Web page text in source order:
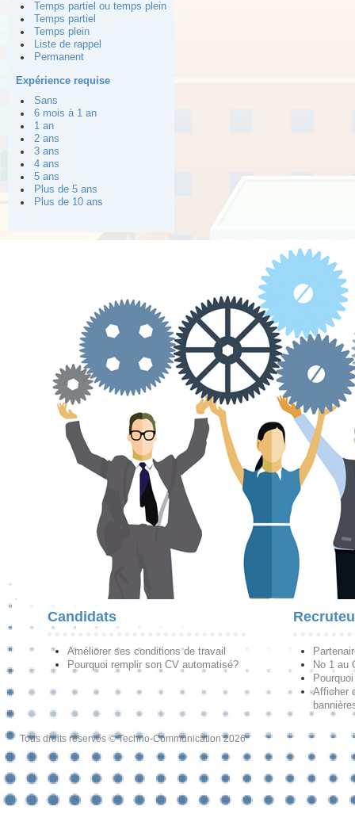
Temps partiel ou temps plein
Temps partiel
Temps plein
Liste de rappel
Permanent
Expérience requise
Sans
6 mois à 1 an
1 an
2 ans
3 ans
4 ans
5 ans
Plus de 5 ans
Plus de 10 ans
Candidats
Améliorer ses conditions de travail
Pourquoi remplir son CV automatisé?
No 1 au
Afficher
Tous droits réservés © Techno-Communication 2026